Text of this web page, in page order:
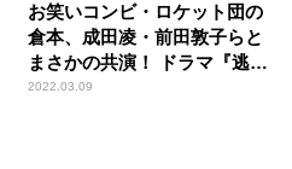
お笑いコンビ・ロケット団の
倉本、成田凌・前田敦子らと
まさかの共演！ ドラマ『逃亡
医F』の撮影裏側を明かす
2022.03.09